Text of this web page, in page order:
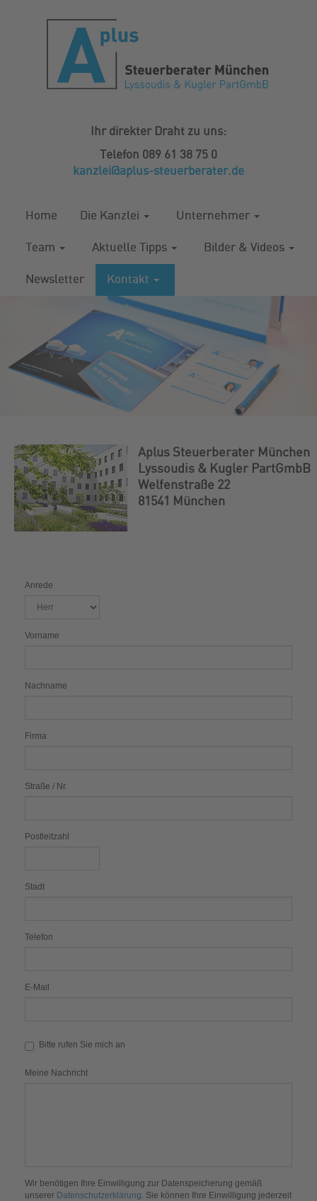
Ihr direkter Draht zu uns:
Telefon 089 61 38 75 0
kanzlei@aplus-steuerberater.de
Home Die Kanzlei Unternehmer
Team Aktuelle Tipps Bilder & Videos
Newsletter Kontakt
Aplus Steuerberater München
Lyssoudis & Kugler PartGmbB
Welfenstraße 22
81541 München